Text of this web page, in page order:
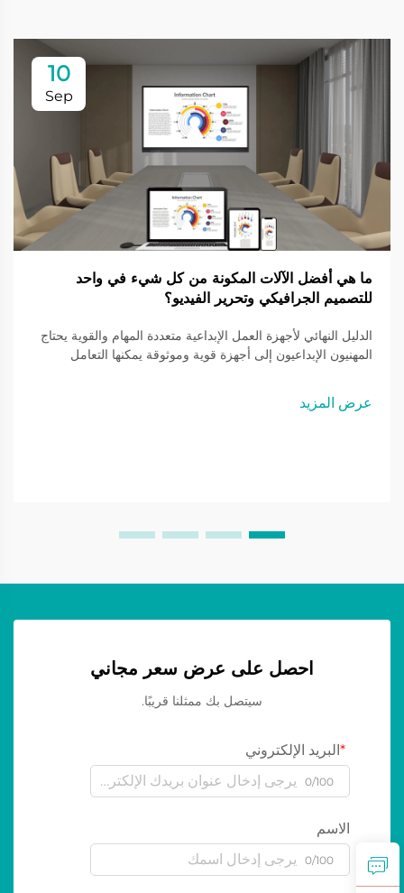
10
Sep
ما هي أفضل الآلات المكونة من كل شيء في واحد
للتصميم الجرافيكي وتحرير الفيديو؟
الدليل النهائي لأجهزة العمل الإبداعية متعددة المهام والقوية يحتاج
المهنيون الإبداعيون إلى أجهزة قوية وموثوقة يمكنها التعامل
متعددة الوظائف المخصصة لتصميم الجرافيك وتحرير الفيديو...
عرض المزيد
احصل على عرض سعر مجاني
سيتصل بك ممثلنا قريبًا.
البريد الإلكتروني
0/100
الاسم
0/100